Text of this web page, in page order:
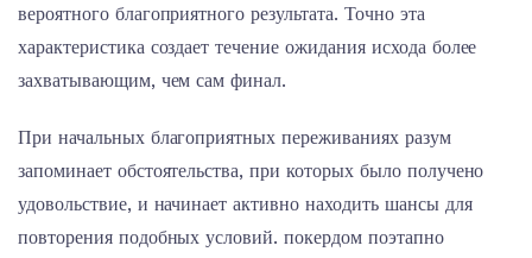
вероятного благоприятного результата. Точно эта
характеристика создает течение ожидания исхода более
захватывающим, чем сам финал.
При начальных благоприятных переживаниях разум
запоминает обстоятельства, при которых было получено
удовольствие, и начинает активно находить шансы для
повторения подобных условий. покердом поэтапно